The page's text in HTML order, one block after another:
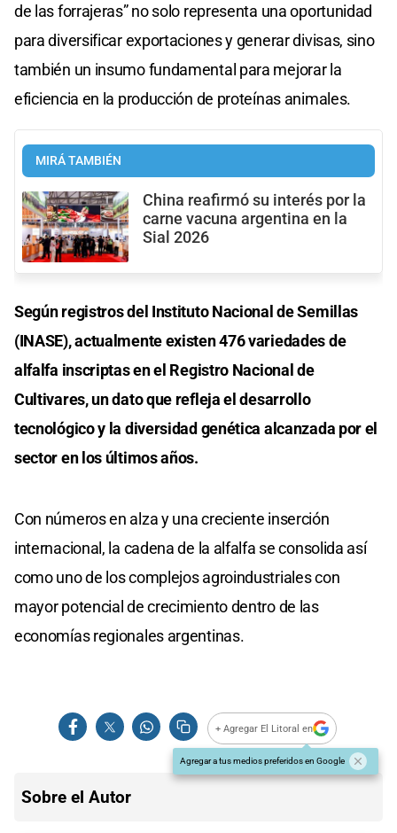
de las forrajeras” no solo representa una oportunidad
para diversificar exportaciones y generar divisas, sino
también un insumo fundamental para mejorar la
eficiencia en la producción de proteínas animales.
MIRÁ TAMBIÉN
China reafirmó su interés por la
carne vacuna argentina en la
Sial 2026
Según registros del Instituto Nacional de Semillas
(INASE), actualmente existen 476 variedades de
alfalfa inscriptas en el Registro Nacional de
Cultivares, un dato que refleja el desarrollo
tecnológico y la diversidad genética alcanzada por el
sector en los últimos años.
Con números en alza y una creciente inserción
internacional, la cadena de la alfalfa se consolida así
como uno de los complejos agroindustriales con
mayor potencial de crecimiento dentro de las
economías regionales argentinas.
+ Agregar El Litoral en
Agregar a tus medios preferidos en Google
Sobre el Autor